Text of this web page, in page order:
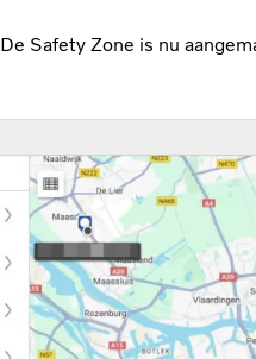
De Safety Zone is nu